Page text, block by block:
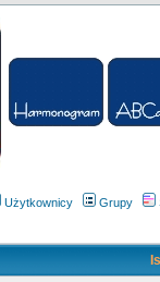
Użytkownicy Grupy